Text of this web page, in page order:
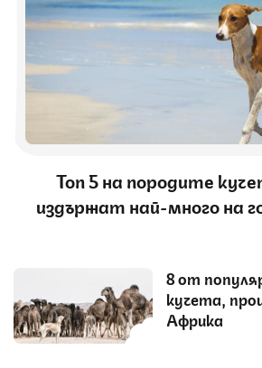
Топ 5 на породите
издържат най-много на
8 от
кучета,
Африка